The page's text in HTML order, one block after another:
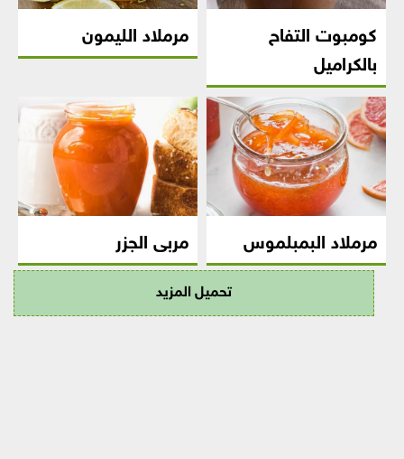
كومبوت التفاح
بالكراميل
مرملاد الليمون
مرملاد البمبلموس مربى الجزر
تحميل المزيد